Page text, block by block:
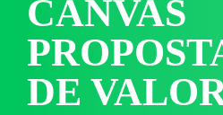
CANVAS
DE